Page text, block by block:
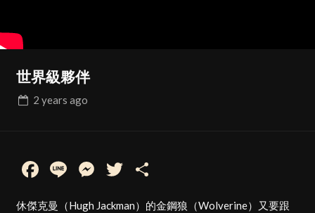
世界級夥伴
2 years ago
Facebook
LineMessenger
Twitter
休傑克曼（Hugh Jackman）的金鋼狼（Wolverine）又要跟